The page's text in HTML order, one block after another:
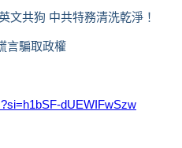
文共狗 中共特務清洗乾淨！
言騙取政權
dUEWIFwSzw